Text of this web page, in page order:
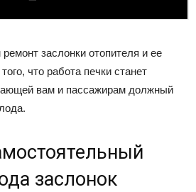
заслонки отопителя и ее
что работа печки станет
вам и пассажирам должный
заслонок